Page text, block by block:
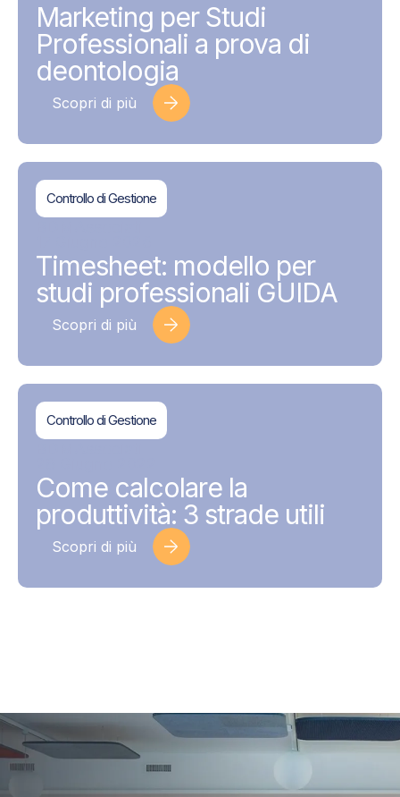
Marketing per Studi
Professionali a prova di
deontologia
Scopri di più
Controllo di Gestione
Timesheet: modello per
studi professionali GUIDA
Scopri di più
Controllo di Gestione
Come calcolare la
produttività: 3 strade utili
Scopri di più